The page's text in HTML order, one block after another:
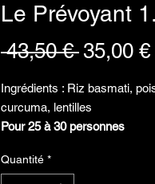
Le Prévoyant
43,50 € Prix
35,00 €
Ingrédients : Riz basmati,
curcuma, lentilles
Pour 25 à 30 personnes
Cuisson 15 minutes à l'eau
Quantité *